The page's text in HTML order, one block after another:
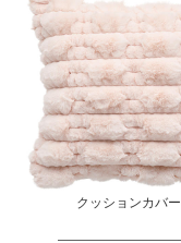
クッションカバー